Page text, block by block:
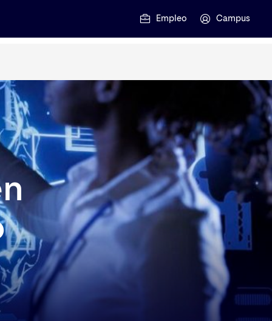
Empleo Campus